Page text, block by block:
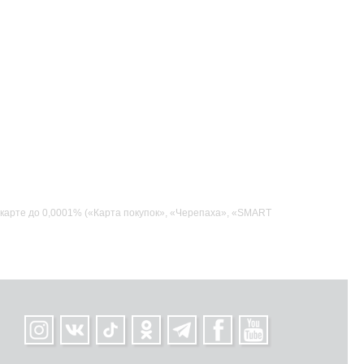
до 0,0001% («Карта покупок», «Черепаха», «SMART